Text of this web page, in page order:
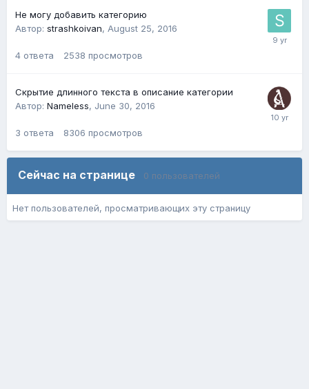
Не могу добавить категорию
Автор: strashkoivan, August 25, 2016
4 ответа 2538 просмотров
Скрытие длинного текста в описание категории
Автор: Nameless, June 30, 2016
3 ответа 8306 просмотров
Сейчас на странице 0 пользователей
Нет пользователей, просматривающих эту страницу